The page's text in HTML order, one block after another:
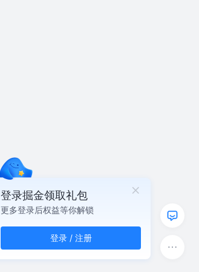
登录掘金领取礼包
更多登录后权益等你解锁
登录 / 注册